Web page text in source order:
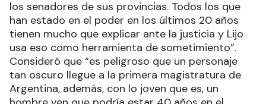
los senadores de sus provincias. Todos los que
han estado en el poder en los últimos 20 años
tienen mucho que explicar ante la justicia y Lijo
usa eso como herramienta de sometimiento”.
Consideró que “es peligroso que un personaje
tan oscuro llegue a la primera magistratura de
Argentina, además, con lo joven que es, un